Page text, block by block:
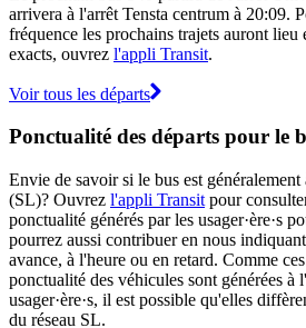
arrivera à l'arrêt Tensta centrum à 20:09.
fréquence les prochains trajets auront lieu
exacts, ouvrez l'appli Transit.
Voir tous les départs
Ponctualité des départs pour le
Envie de savoir si le bus est
(SL)? Ouvrez l'appli Transit pour
ponctualité générés par les usager·ère·s
pourrez aussi contribuer en nous
avance, à l'heure ou en retard. Comme
ponctualité des véhicules sont générées à
usager·ère·s, il est possible qu'elles
du réseau SL.